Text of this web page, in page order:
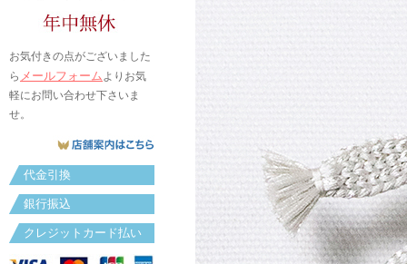
お気付きの点がございました
ら メールフォームよりお気
軽にお問い合わせ下さいま
せ。
代金引換
銀行振込
クレジットカード払い